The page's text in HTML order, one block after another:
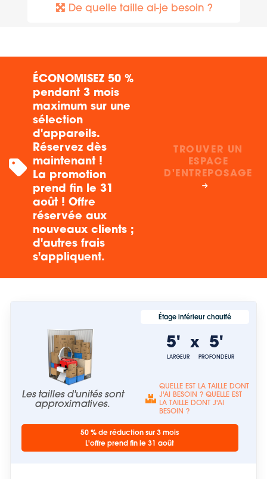
De quelle taille ai-je besoin ?
ÉCONOMISEZ 50 %
pendant 3 mois
maximum sur une
sélection
d'appareils.
Réservez dès
maintenant !
La promotion
prend fin le 31
août ! Offre
réservée aux
nouveaux clients ;
d'autres frais
s'appliquent.
TROUVER UN
ESPACE
D'ENTREPOSAGE
Les tailles d'unités sont
approximatives.
Étage inférieur chauffé
5'
LARGEUR
x 5'
PROFONDEUR
QUELLE EST LA TAILLE DONT
J'AI BESOIN ? QUELLE EST
LA TAILLE DONT J'AI
BESOIN ?
50 % de réduction sur 3 mois
L'offre prend fin le 31 août